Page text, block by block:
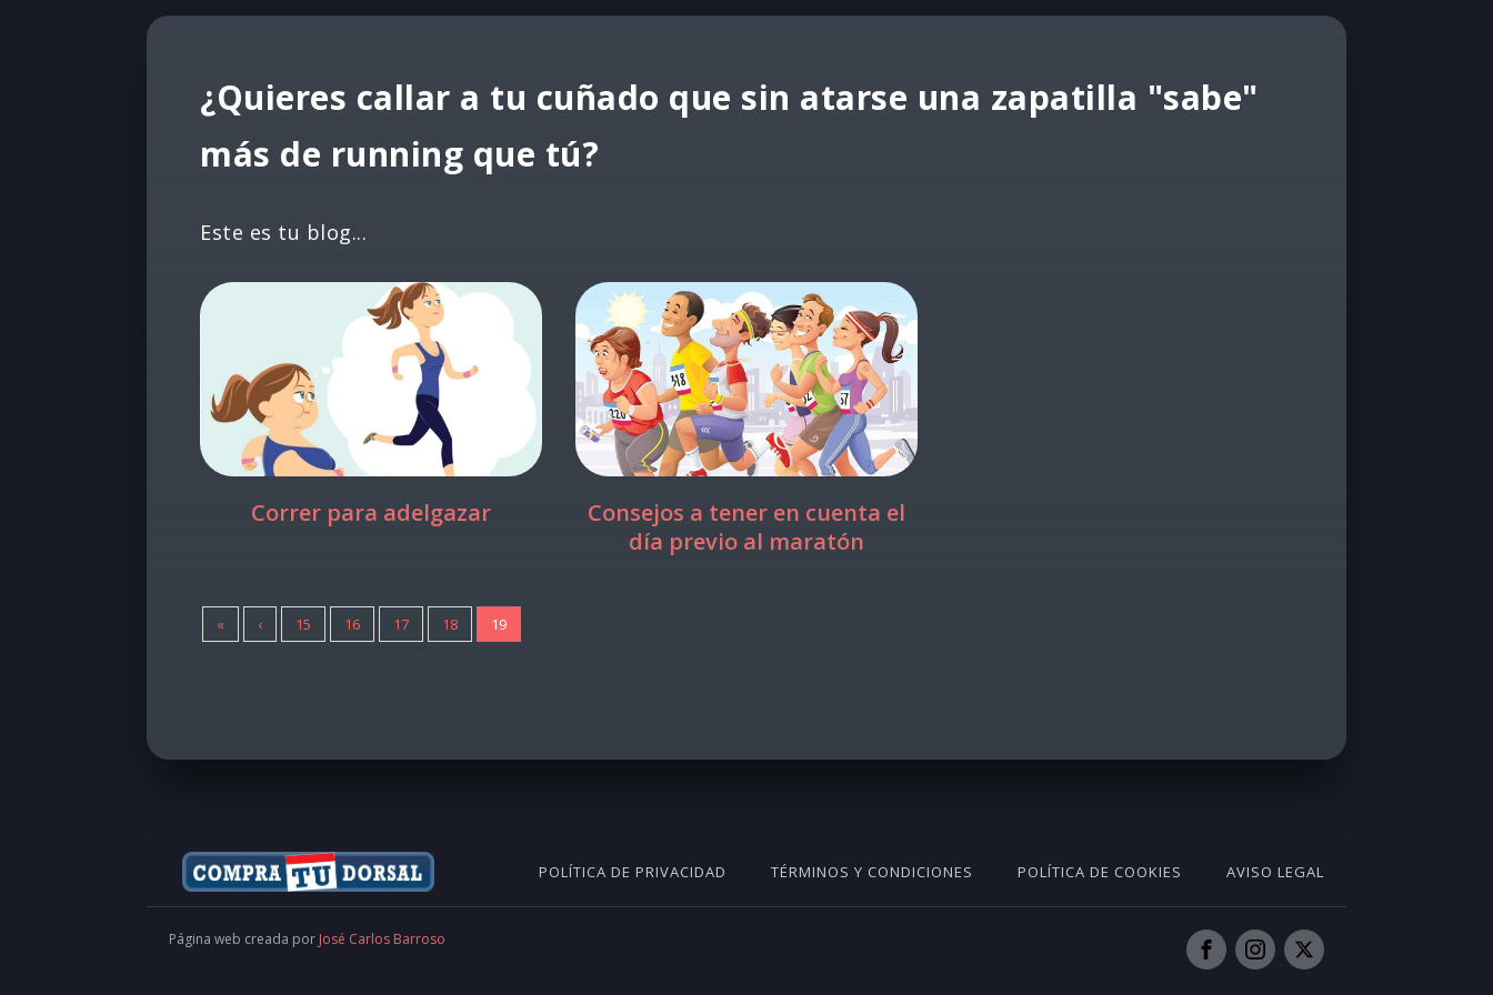
¿Quieres callar a tu cuñado que sin atarse una zapatilla "sabe"
más de running que tú?
Este es tu blog...
Correr para adelgazar
Consejos a tener en cuenta el
día previo al maratón
« ‹ 15 16 17 18 19
POLÍTICA DE PRIVACIDAD TÉRMINOS Y CONDICIONES POLÍTICA DE COOKIES AVISO LEGAL
Página web creada por José Carlos Barroso